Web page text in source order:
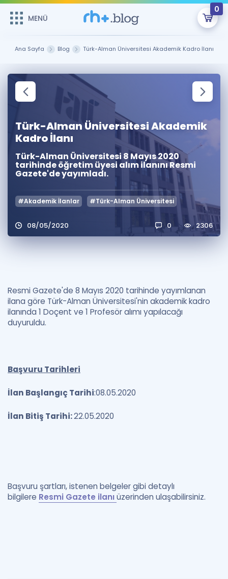
MENÜ
0
Şifremi Hatırlamıyorum
GİRİŞ YAP
ÜYE DEĞİLİM
Sepetin Şu An Boş.
Remzi Hoca ile seni sınava hazırlayacak onlarca eğitim seni
bekliyor!
MENÜ
Çalışma Paketleri
Katılımcı Görüşleri
Faydalı Araçlar
Ücretsiz Kaynaklar
Puan Hesaplama
Kampanyalar
Blog
İngilizce Gramer
Hakkımızda
Kariyer
Soru & Cevap
Ana Sayfa Blog Türk-Alman Üniversitesi Akademik Kadro İlanı
Türk-Alman Üniversitesi Akademik
Kadro İlanı
Türk-Alman Üniversitesi 8 Mayıs 2020
tarihinde öğretim üyesi alım ilanını Resmi
Gazete'de yayımladı.
#Akademik İlanlar #Türk-Alman Üniversitesi
08/05/2020 0 2306
Resmi Gazete'de 8 Mayıs 2020 tarihinde yayımlanan
ilana göre Türk-Alman Üniversitesi'nin akademik kadro
ilanında 1 Doçent ve 1 Profesör alımı yapılacağı
duyuruldu.
Başvuru Tarihleri
İlan Başlangıç Tarihi:08.05.2020
İlan Bitiş Tarihi:22.05.2020
Başvuru şartları, istenen belgeler gibi detaylı
bilgilere Resmi Gazete ilanıüzerinden ulaşabilirsiniz.